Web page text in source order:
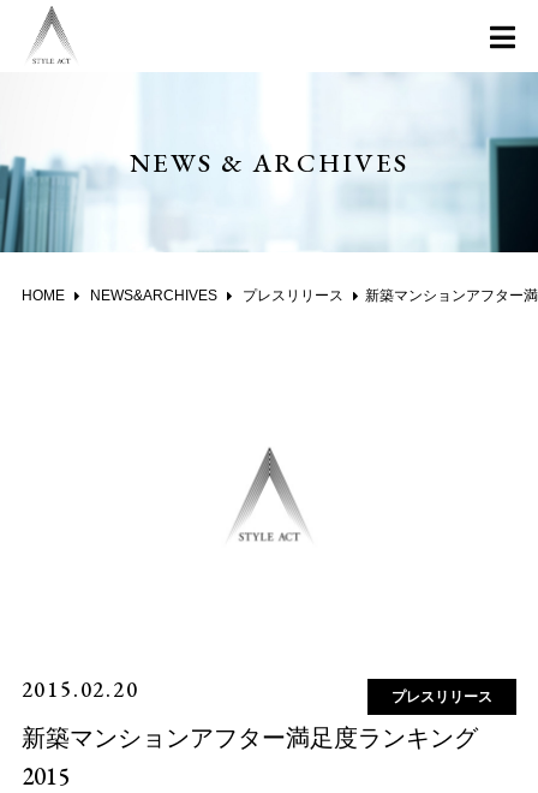
NEWS & ARCHIVES
HOME NEWS&ARCHIVES プレスリリース 新築マンションアフター満足度ランキング2015
2015.02.20 プレスリリース
新築マンションアフター満足度ランキング
2015